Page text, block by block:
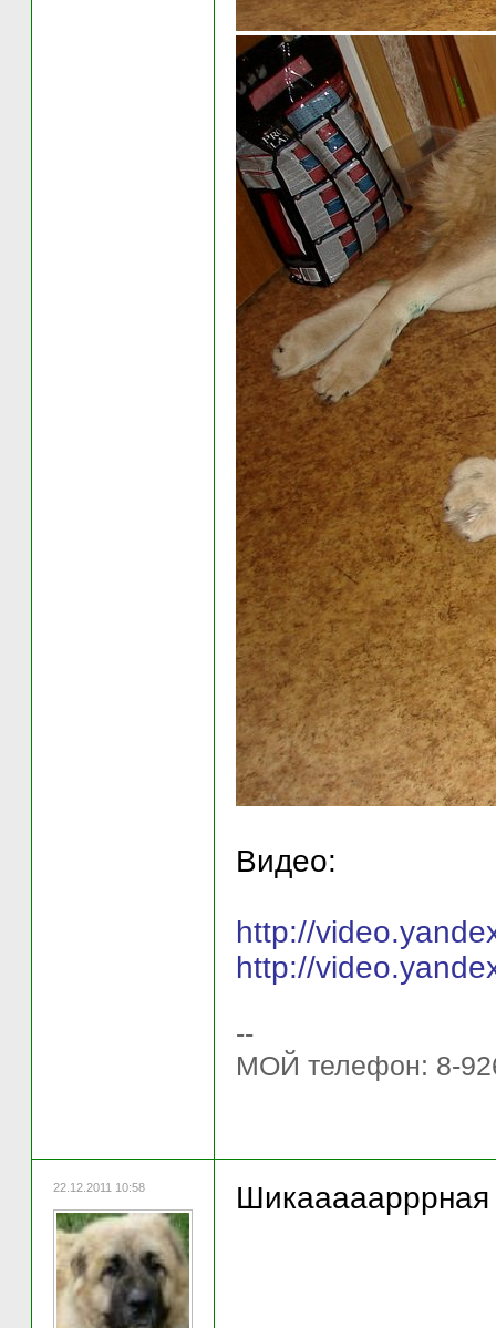
Видео:
http://
http://
--
МОЙ телефон: 8-
22.12.2011 10:58 Шикааааарррная